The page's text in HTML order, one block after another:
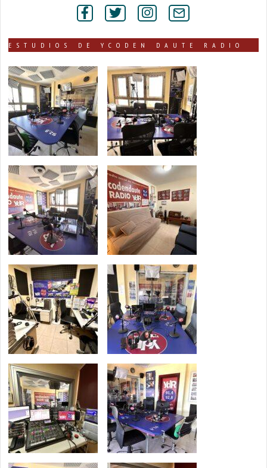
ESTUDIOS DE YCODEN DAUTE RADIO